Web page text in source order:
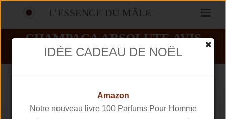
L'ESSENCE DU MÂLE
CHAMPACA ABSOLUTE AVIS
PARFUMS TOM FORD CHAMPACA ABSOLUTE
IDÉE CADEAU DE NOËL
Amazon
Notre nouveau livre 100 Parfums Pour Homme